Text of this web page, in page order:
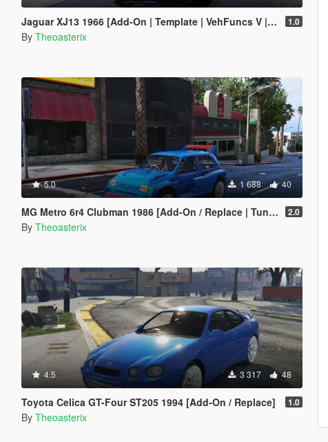
Jaguar XJ13 1966 [Add-On | Template | VehFuncs V | OIV | RHD] 1.0
By Theoasterix
5.0 1 688 40
MG Metro 6r4 Clubman 1986 [Add-On / Replace | Tuning | Template] 2.0
By Theoasterix
4.5 3 317 48
Toyota Celica GT-Four ST205 1994 [Add-On / Replace] 1.0
By Theoasterix